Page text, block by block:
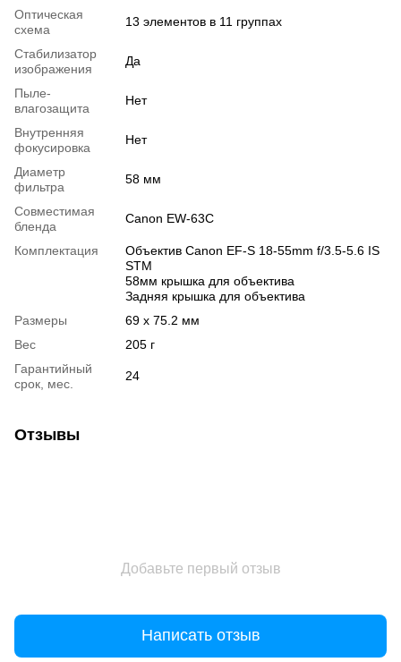
Оптическая
схема
13 элементов в 11 группах
Стабилизатор
изображения
Да
Пыле-
влагозащита
Нет
Внутренняя
фокусировка
Нет
Диаметр
фильтра
58 мм
Совместимая
бленда
Canon EW-63C
Комплектация
Объектив Canon EF-S 18-55mm f/3.5-5.6 IS
STM
58мм крышка для объектива
Задняя крышка для объектива
Размеры
69 x 75.2 мм
Вес
205 г
Гарантийный
срок, мес.
24
Отзывы
Добавьте первый отзыв
Написать отзыв